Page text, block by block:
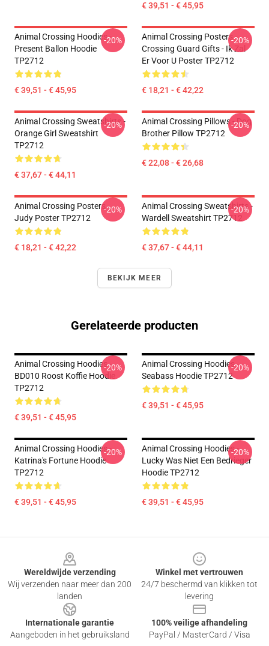
€ 39,51 - € 45,95
Animal Crossing Hoodies -
Present Ballon Hoodie
TP2712
€ 39,51 - € 45,95
-20%
Animal Crossing Posters -
Crossing Guard Gifts - Ik Zal
Er Voor U Poster TP2712
€ 18,21 - € 42,22
-20%
Animal Crossing Sweatshirts -
Orange Girl Sweatshirt
TP2712
€ 37,67 - € 44,11
-20%
Animal Crossing Pillows - Dog
Brother Pillow TP2712
€ 22,08 - € 26,68
-20%
Animal Crossing Posters -
Judy Poster TP2712
€ 18,21 - € 42,22
-20%
Animal Crossing Sweatshirts -
Wardell Sweatshirt TP2712
€ 37,67 - € 44,11
-20%
BEKIJK MEER
Gerelateerde producten
Animal Crossing Hoodies -
BD010 Roost Koffie Hoodie
TP2712
€ 39,51 - € 45,95
-20%
Animal Crossing Hoodies -
Seabass Hoodie TP2712
€ 39,51 - € 45,95
-20%
Animal Crossing Hoodies -
Katrina's Fortune Hoodie
TP2712
€ 39,51 - € 45,95
-20%
Animal Crossing Hoodies -
Lucky Was Niet Een Bedrieger
Hoodie TP2712
€ 39,51 - € 45,95
-20%
Wereldwijde verzending
Wij verzenden naar meer dan 200
landen
Winkel met vertrouwen
24/7 beschermd van klikken tot
levering
Internationale garantie
Aangeboden in het gebruiksland
100% veilige afhandeling
PayPal / MasterCard / Visa